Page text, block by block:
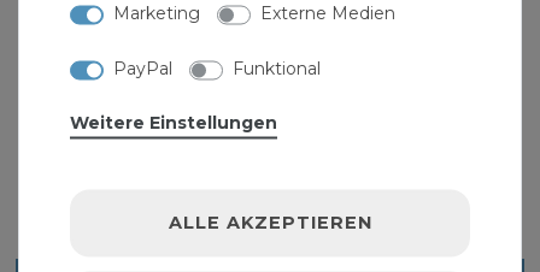
Marketing Externe Medien
PayPal Funktional
Weitere Einstellungen
ALLE AKZEPTIEREN